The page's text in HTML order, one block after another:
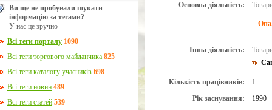
Ви ще не пробували шукати
інформацію за тегами?
У нас це зручно
Всі теги порталу 1090
Всі теги торгового майданчика 825
Всі теги каталогу учасників 698
Всі теги новин 489
Всі теги статей 539
Основна діяльність:
Інша діяльність:
Кількість працівників:
1
Рік заснування:
1990